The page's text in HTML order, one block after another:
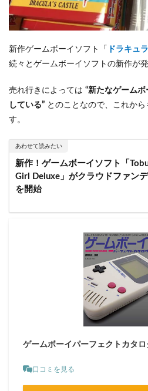
新作ゲームボーイソフト「 ドラキュ
続々とゲームボーイソフトの新作が
売れ行きによっては “新たなゲーム
している” とのことなので、これか
す。
あわせて読みたい
新作！ゲームボーイソフト「
Girl Deluxe」がクラウドファン
を開始
ゲームボーイパーフェクトカタロ
口コミを見る